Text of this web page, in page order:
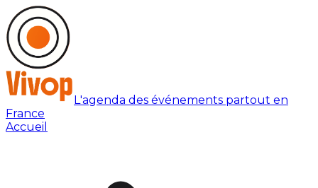
L'agenda des événements partout en
France
Accueil